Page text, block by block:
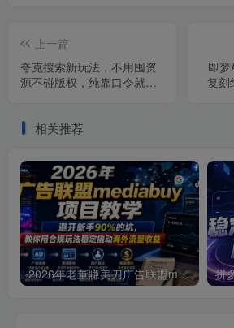
上一篇
夸克搜索新玩法，不用囤资
源不碰版权，纯靠口令就能
即
复刻
相关推荐
2026年老董賺美刀广告联盟mediabuy项目教学，避开新手90%的坑，教你用合规玩法稳定撬动海外流量收益